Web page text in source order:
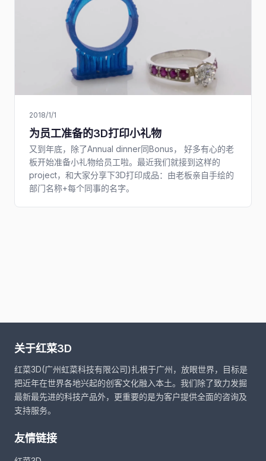
2018/1/1
为员工准备的3D打印小礼物
又到年底，除了Annual dinner同Bonus， 好多有心的老
板开始准备小礼物给员工啦。最近我们就接到这样的
project，和大家分享下3D打印成品：由老板亲自手绘的
部门名称+每个同事的名字。
关于红菜3D
红菜3D(广州虹菜科技有限公司)扎根于广州，放眼世界，目标是
把近年在世界各地兴起的创客文化融入本土。我们除了致力发掘
最新最先进的科技产品外，更重要的是为客户提供全面的咨询及
支持服务。
友情链接